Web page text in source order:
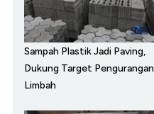
Sampah Plastik Jadi Paving,
Dukung Target Pengurangan
Limbah